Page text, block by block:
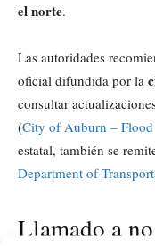
el norte.
Las autoridades
oficial difundida por la
consultar
(City of Auburn –
estatal, también se
Department of
Llamado a